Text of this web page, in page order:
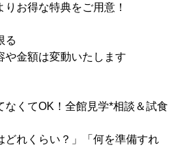
お得な特典をご用意！
る
金額は変動いたします
なくてOK！全館見学*相談＆試食
どれくらい？」「何を準備すれ